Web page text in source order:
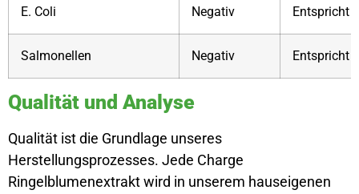
E. Coli Negativ Entspricht
Salmonellen Negativ Entspricht
Qualität und Analyse
Qualität ist die Grundlage unseres
Herstellungsprozesses. Jede Charge
Ringelblumenextrakt wird in unserem hauseigenen